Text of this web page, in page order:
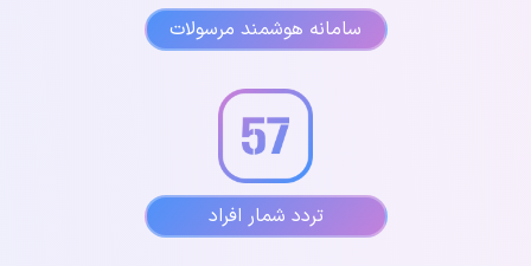
سامانه هوشمند مرسولات
تردد شمار افراد